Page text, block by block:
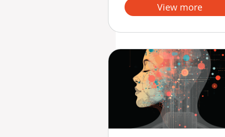
View more